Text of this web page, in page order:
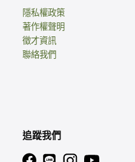
隱私權政策
著作權聲明
徵才資訊
聯絡我們
追蹤我們